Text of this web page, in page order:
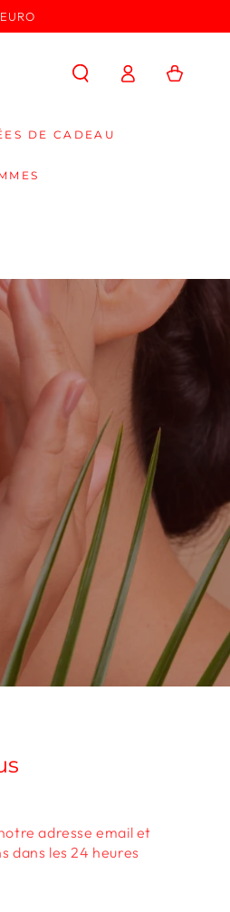
DE CADEAU
Connexion Panier
adresse email et
dans les 24 heures